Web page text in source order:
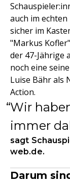
auch im
sicher im
"Markus
der 47-Jährige
noch eine
Luise Bähr als
Action.
Wir
immer
sagt
web.de.
Darum